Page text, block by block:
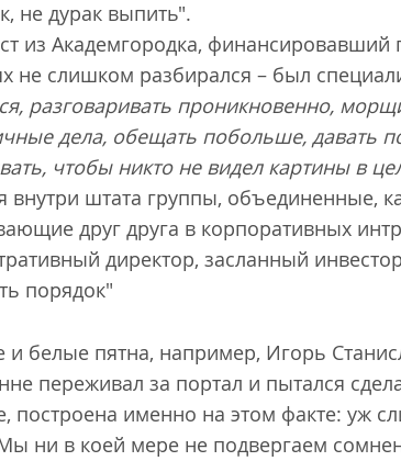
не дурак выпить".
из Академгородка, финансировавший
не слишком разбирался – был
разговаривать проникновенно,
дела, обещать побольше, давать
чтобы никто не видел картины в
внутри штата группы, объединенные,
друг друга в корпоративных
директор, засланный
порядок"
и белые пятна, например, Игорь
переживал за портал и пытался
построена именно на этом факте: уж
ни в коей мере не подвергаем